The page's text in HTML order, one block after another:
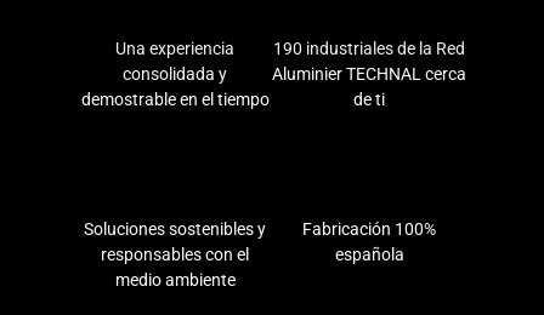
Una experiencia
consolidada y
demostrable en el tiempo
190 industriales de la Red
Aluminier TECHNAL cerca
de ti
Soluciones sostenibles y
responsables con el
medio ambiente
Fabricación 100%
española